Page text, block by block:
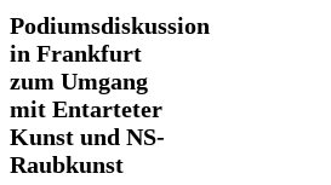
Podiumsdiskussion
in
Frankfurt
zum
Umgang
mit
Entarteter
Kunst
Podiumsdiskussion
in Frankfurt
zum Umgang
mit Entarteter
Kunst und NS-
Raubkunst